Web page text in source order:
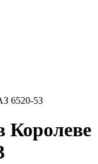
6520-53
Королеве